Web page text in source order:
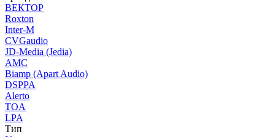
ВЕКТОР
Roxton
Inter-M
CVGaudio
JD-Media (Jedia)
AMC
Biamp (Apart Audio)
DSPPA
Alerto
TOA
LPA
Тип